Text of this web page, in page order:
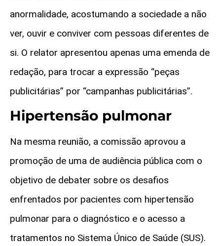
anormalidade, acostumando a sociedade a não
ver, ouvir e conviver com pessoas diferentes de
si. O relator apresentou apenas uma emenda de
redação, para trocar a expressão “peças
publicitárias” por “campanhas publicitárias”.
Hipertensão pulmonar
Na mesma reunião, a comissão aprovou a
promoção de uma de audiência pública com o
objetivo de debater sobre os desafios
enfrentados por pacientes com hipertensão
pulmonar para o diagnóstico e o acesso a
tratamentos no Sistema Único de Saúde (SUS).